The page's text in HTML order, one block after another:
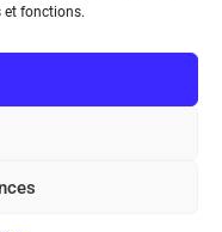
et fonctions.
: 9412Z TVA intra-